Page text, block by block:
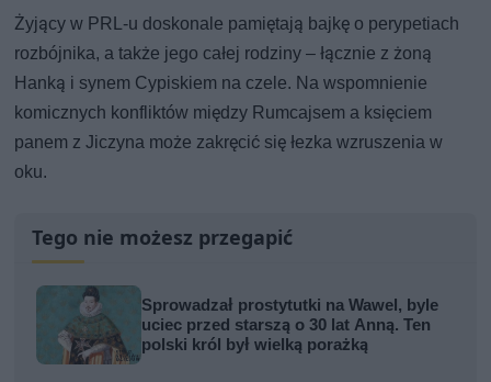
Żyjący w PRL-u doskonale pamiętają bajkę o perypetiach
rozbójnika, a także jego całej rodziny – łącznie z żoną
Hanką i synem Cypiskiem na czele. Na wspomnienie
komicznych konfliktów między Rumcajsem a księciem
panem z Jiczyna może zakręcić się łezka wzruszenia w
oku.
Tego nie możesz przegapić
Sprowadzał prostytutki na Wawel, byle
uciec przed starszą o 30 lat Anną. Ten
polski król był wielką porażką